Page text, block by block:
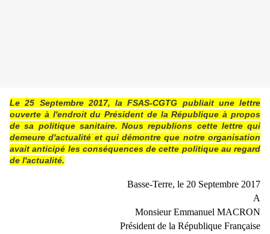
Le 25 Septembre 2017, la FSAS-CGTG publiait une lettre
ouverte à l'endroit du Président de la République à propos
de sa politique sanitaire. Nous republions cette lettre qui
demeure d'actualité et qui démontre que notre organisation
avait anticipé les conséquences de cette politique au regard
de l'actualité.
Basse-Terre, le 20 Septembre 2017
A
Monsieur Emmanuel MACRON
Président de la République Française